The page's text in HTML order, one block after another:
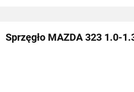
Sprzęgło MAZDA 323 1.0-